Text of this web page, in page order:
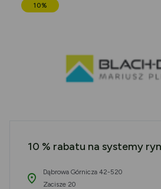
10%
10 % rabatu na systemy
Dąbrowa Górnicza 42-520
Zacisze 20